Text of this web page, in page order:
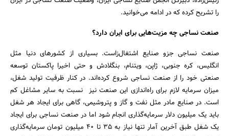
را تشریح کرده که در ادامه می‌خوانید.
صنعت نساجی چه مزیت‌هایی برای ایران دارد؟
صنعت نساجی جزو صنایع اشتغال‌زاست. بسیاری از کشورهای دنیا مثل
انگلیس، کره جنوبی، ژاپن، ویتنام، بنگلادش و حتی اخیرا پاکستان توسعه
صنعتی خود را از صنعت نساجی شروع کرده‌اند. در کنار ظرفیت تولید شغل،
میزان سرمایه لازم برای راه‌اندازی این صنعت نیز نسبت به سایر مشاغل کم
است. در صنایع مادر مثل نفت و گاز و پتروشیمی، گاهی برای ایجاد هر شغل
باید یک میلیون دلار سرمایه‌گذاری انجام شود اما در صنعت نساجی برای ایجاد
یک شغل طبق آخرین آمار تنها نیاز به 35 تا 40 میلیون تومان سرمایه‌گذاری